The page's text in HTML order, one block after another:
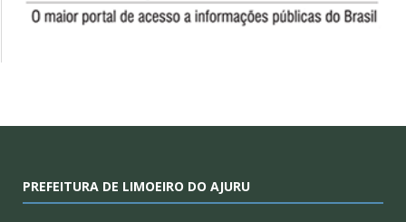
PREFEITURA DE LIMOEIRO DO AJURU